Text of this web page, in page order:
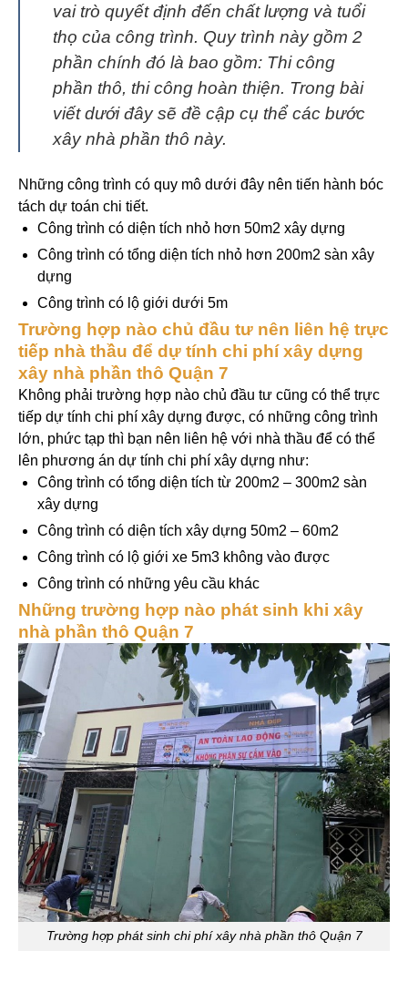
vai trò quyết định đến chất lượng và tuổi
thọ của công trình. Quy trình này gồm 2
phần chính đó là bao gồm: Thi công
phần thô, thi công hoàn thiện. Trong bài
viết dưới đây sẽ đề cập cụ thể các bước
xây nhà phần thô này.
Những công trình có quy mô dưới đây nên tiến hành bóc
tách dự toán chi tiết.
Công trình có diện tích nhỏ hơn 50m2 xây dựng
Công trình có tổng diện tích nhỏ hơn 200m2 sàn xây
dựng
Công trình có lộ giới dưới 5m
Trường hợp nào chủ đầu tư nên liên hệ trực
tiếp nhà thầu để dự tính chi phí xây dựng
xây nhà phần thô Quận 7
Không phải trường hợp nào chủ đầu tư cũng có thể trực
tiếp dự tính chi phí xây dựng được, có những công trình
lớn, phức tạp thì bạn nên liên hệ với nhà thầu để có thể
lên phương án dự tính chi phí xây dựng như:
Công trình có tổng diện tích từ 200m2 – 300m2 sàn
xây dựng
Công trình có diện tích xây dựng 50m2 – 60m2
Công trình có lộ giới xe 5m3 không vào được
Công trình có những yêu cầu khác
Những trường hợp nào phát sinh khi xây
nhà phần thô Quận 7
Trường hợp phát sinh chi phí xây nhà phần thô Quận 7